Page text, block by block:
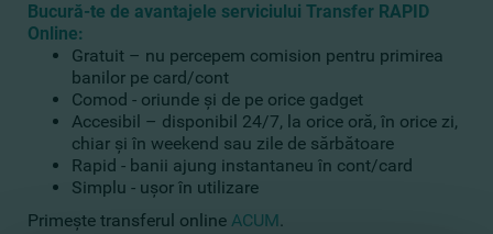
Bucură-te de avantajele serviciului Transfer RAPID
Online:
Gratuit – nu percepem comision pentru primirea
banilor pe card/cont
Comod - oriunde şi de pe orice gadget
Accesibil – disponibil 24/7, la orice oră, în orice zi,
chiar şi în weekend sau zile de sărbătoare
Rapid - banii ajung instantaneu în cont/card
Simplu - uşor în utilizare
Primeşte transferul online ACUM.